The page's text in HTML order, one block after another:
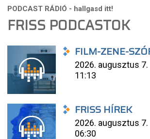
FRISS PODCASTOK
FILM-ZENE-
2026. augusztus 7.
11:13
FRISS HÍREK
2026. augusztus 7.
06:30